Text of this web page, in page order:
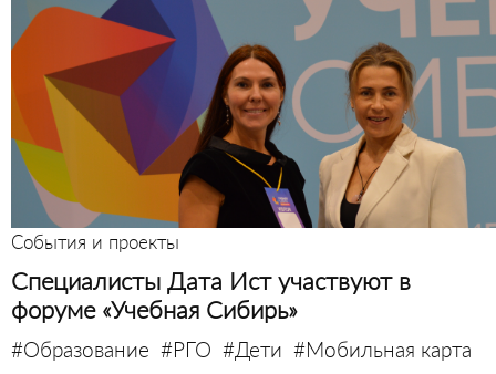
События и проекты
Специалисты Дата Ист участвуют в
форуме «Учебная Сибирь»
#Образование #РГО #Дети #Мобильная карта